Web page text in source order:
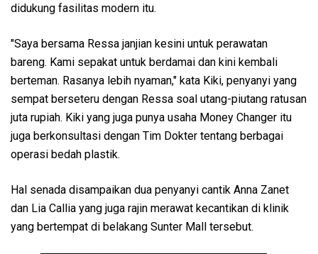
didukung fasilitas modern itu.
"Saya bersama Ressa janjian kesini untuk perawatan
bareng. Kami sepakat untuk berdamai dan kini kembali
berteman. Rasanya lebih nyaman," kata Kiki, penyanyi yang
sempat berseteru dengan Ressa soal utang-piutang ratusan
juta rupiah. Kiki yang juga punya usaha Money Changer itu
juga berkonsultasi dengan Tim Dokter tentang berbagai
operasi bedah plastik.
Hal senada disampaikan dua penyanyi cantik Anna Zanet
dan Lia Callia yang juga rajin merawat kecantikan di klinik
yang bertempat di belakang Sunter Mall tersebut.